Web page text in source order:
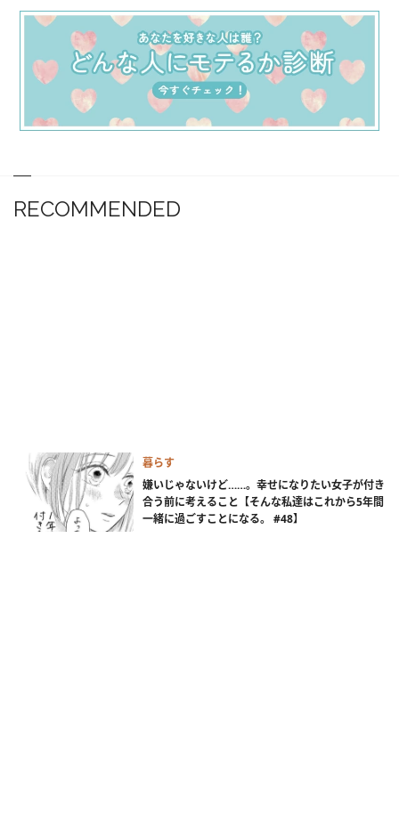
RECOMMENDED
暮らす
嫌いじゃないけど……。幸せになりたい女子が付き
合う前に考えること【そんな私達はこれから5年間
一緒に過ごすことになる。 #48】